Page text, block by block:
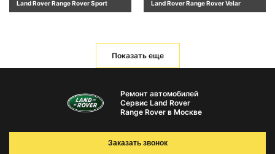
Land Rover Range Rover Sport
Land Rover Range Rover Velar
Показать еще
Ремонт автомобилей
Сервис Land Rover
Range Rover в Москве
Заказать звонок